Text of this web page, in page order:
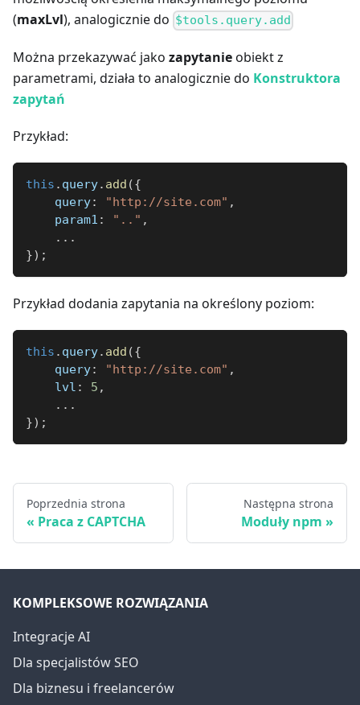
(maxLvl), analogicznie do $tools.query.add
Można przekazywać jako zapytanieobiekt z
parametrami, działa to analogicznie do Konstruktora
zapytań
Przykład:
this . query. add ({
query: "http://site.com" ,
param1 : ".." ,
...
}) ;
Przykład dodania zapytania na określony poziom:
this . query. add ({
query: "http://site.com" ,
lvl : 5 ,
...
}) ;
Poprzednia strona
Praca z CAPTCHA
Następna strona
Moduły npm
KOMPLEKSOWE ROZWIĄZANIA
Integracje AI
Dla specjalistów SEO
Dla biznesu i freelancerów